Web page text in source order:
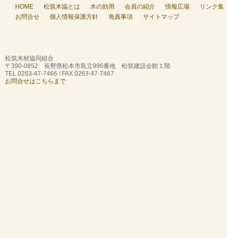
HOME 松筑木協とは 木の効用 会員の紹介 情報広場
リンク集
お問合せ
個人情報保護方針 免責事項 サイトマップ
松筑木材協同組合
〒390-0852 長野県松本市島立996番地 松筑建設会館１階
TEL.0263-47-7466 / FAX.0263-47-7467
お問合せはこちらまで